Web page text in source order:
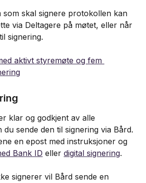
som skal signere protokollen kan
via Deltagere på møtet, eller når
signering.
klar og godkjent av alle
du sende den til signering via Bård.
en epost med instruksjoner og
Bank ID eller digital signering.
signerer vil Bård sende en